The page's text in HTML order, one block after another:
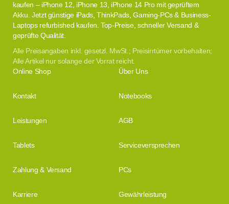
kaufen – iPhone 12, iPhone 13, iPhone 14 Pro mit geprüftem
Akku. Jetzt günstige iPads, ThinkPads, Gaming-PCs & Business-
Laptops refurbished kaufen. Top-Preise, schneller Versand &
geprüfte Qualität.
Alle Preisangaben inkl. gesetzl. MwSt.; Preisirrtümer vorbehalten;
Alle Artikel nur solange der Vorrat reicht.
Online Shop Über Uns
Kontakt Notebooks
Leistungen AGB
Tablets Serviceversprechen
Zahlung & Versand PCs
Karriere Gewährleistung